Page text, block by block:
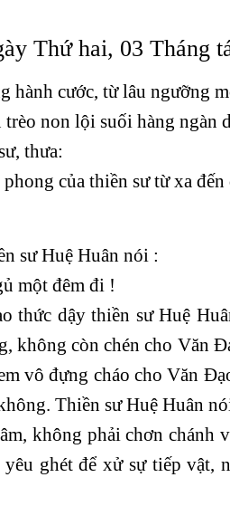
Thứ hai, 03 Tháng
hành cước, từ lâu ngưỡng
trèo non lội suối hàng ngàn
thưa:
của thiền sư từ xa
sư Huệ Huân nói :
một đêm đi !
thức dậy thiền sư Huệ
không còn chén cho Văn
vô đựng cháo cho Văn
Thiền sư Huệ Huân
không phải chơn chánh
ghét để xử sự tiếp vật,